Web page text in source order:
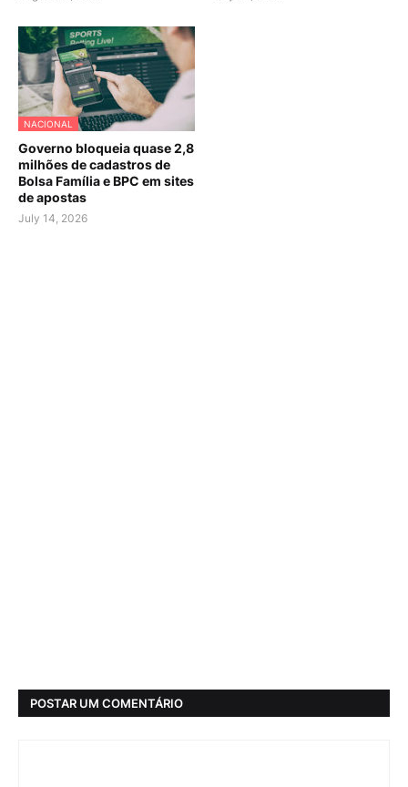
NACIONAL
Governo bloqueia quase 2,8
milhões de cadastros de
Bolsa Família e BPC em sites
de apostas
July 14, 2026
POSTAR UM COMENTÁRIO